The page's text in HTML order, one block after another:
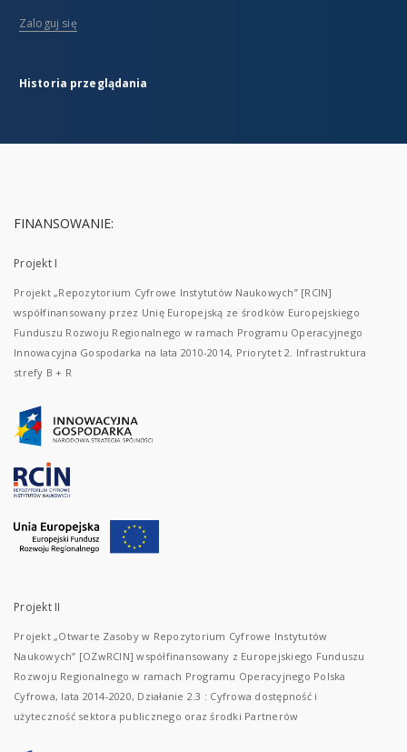
Zaloguj się
Historia przeglądania
FINANSOWANIE:
Projekt I
Projekt „Repozytorium Cyfrowe Instytutów Naukowych” [RCIN]
współfinansowany przez Unię Europejską ze środków Europejskiego
Funduszu Rozwoju Regionalnego w ramach Programu Operacyjnego
Innowacyjna Gospodarka na lata 2010-2014, Priorytet 2. Infrastruktura
strefy B + R
Projekt II
Projekt „Otwarte Zasoby w Repozytorium Cyfrowe Instytutów
Naukowych” [OZwRCIN] współfinansowany z Europejskiego Funduszu
Rozwoju Regionalnego w ramach Programu Operacyjnego Polska
Cyfrowa, lata 2014-2020, Działanie 2.3 : Cyfrowa dostępność i
użyteczność sektora publicznego oraz środki Partnerów